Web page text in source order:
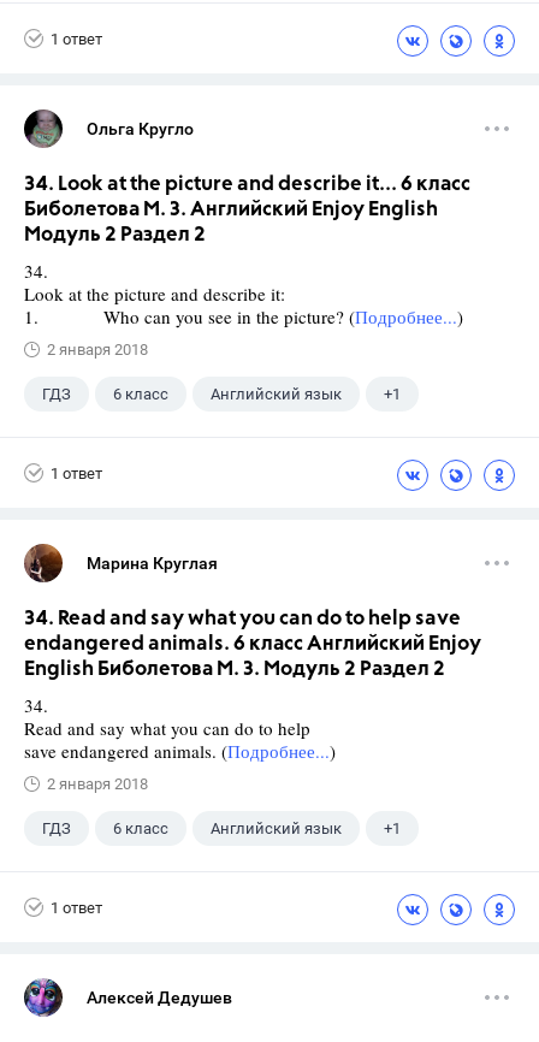
1 ответ
Ольга Кругло
34. Look at the picture and describe it... 6 класс
Биболетова М. З. Английский Enjoy English
Модуль 2 Раздел 2
34.
Look at the picture and describe it:
1. Who can you see in the picture? (Подробнее...)
2 января 2018
ГДЗ 6 класс Английский язык +1
1 ответ
Марина Круглая
34. Read and say what you can do to help save
endangered animals. 6 класс Английский Enjoy
English Биболетова М. З. Модуль 2 Раздел 2
34.
Read and say what you can do to help
save endangered animals. (Подробнее...)
2 января 2018
ГДЗ 6 класс Английский язык +1
1 ответ
Алексей Дедушев